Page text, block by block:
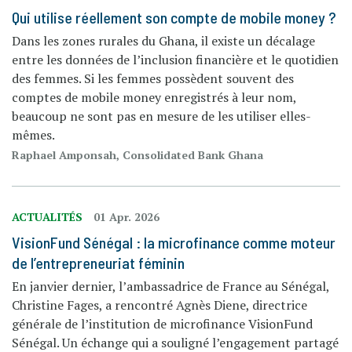
Qui utilise réellement son compte de mobile money ?
Dans les zones rurales du Ghana, il existe un décalage
entre les données de l’inclusion financière et le quotidien
des femmes. Si les femmes possèdent souvent des
comptes de mobile money enregistrés à leur nom,
beaucoup ne sont pas en mesure de les utiliser elles-
mêmes.
Raphael Amponsah, Consolidated Bank Ghana
ACTUALITÉS 01 Apr. 2026
VisionFund Sénégal : la microfinance comme moteur
de l’entrepreneuriat féminin
En janvier dernier, l’ambassadrice de France au Sénégal,
Christine Fages, a rencontré Agnès Diene, directrice
générale de l’institution de microfinance VisionFund
Sénégal. Un échange qui a souligné l’engagement partagé